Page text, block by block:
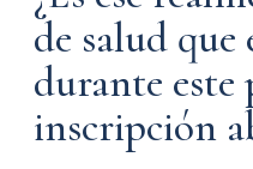
de salud que
durante este
inscripción